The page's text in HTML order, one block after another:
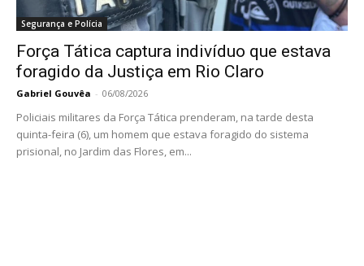
Segurança e Polícia
Força Tática captura indivíduo que estava
foragido da Justiça em Rio Claro
Gabriel Gouvêa - 06/08/2026
Policiais militares da Força Tática prenderam, na tarde desta
quinta-feira (6), um homem que estava foragido do sistema
prisional, no Jardim das Flores, em...